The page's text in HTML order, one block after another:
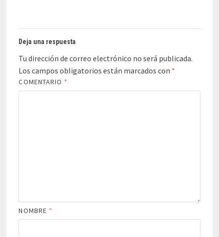
Deja una respuesta
Tu dirección de correo electrónico no será publicada.
Los campos obligatorios están marcados con *
COMENTARIO *
NOMBRE *